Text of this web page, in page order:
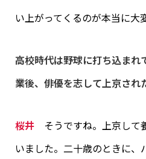
い上がってくるのが本当に大
高校時代は野球に打ち込まれ
業後、俳優を志して上京され
桜井そうですね。上京して
いました。二十歳のときに、